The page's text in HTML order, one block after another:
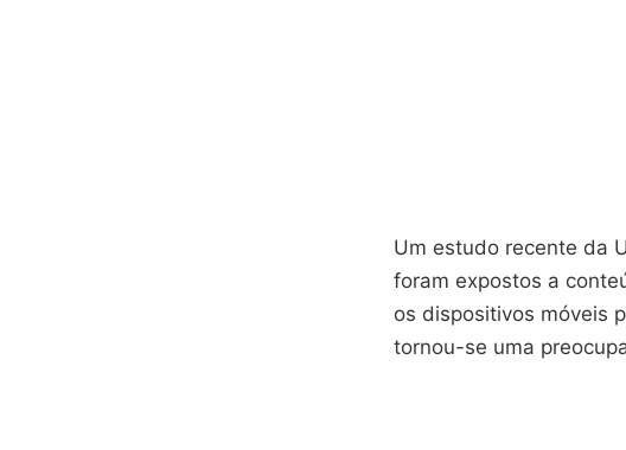
Um estudo recente da
foram expostos a
os dispositivos móveis
tornou-se uma